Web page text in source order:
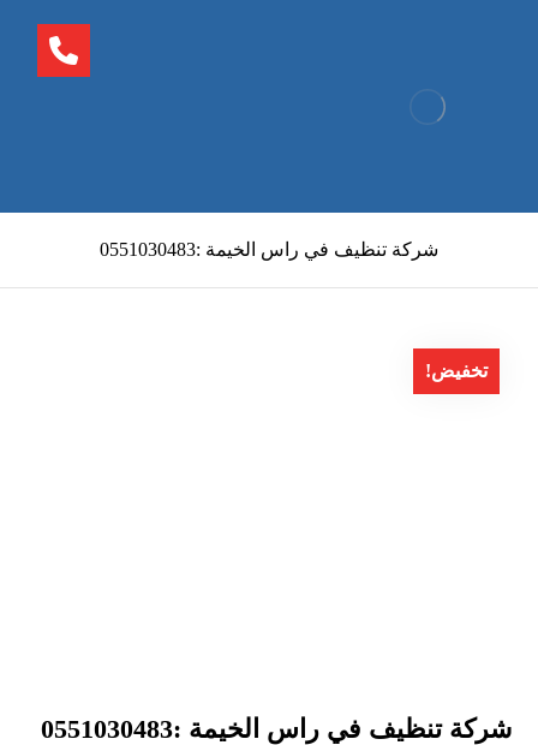
شركة تنظيف في راس الخيمة :0551030483
تخفيض!
شركة تنظيف في راس الخيمة :0551030483